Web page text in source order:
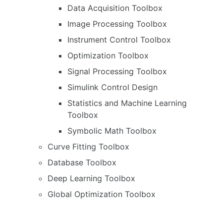
Data Acquisition Toolbox
Image Processing Toolbox
Instrument Control Toolbox
Optimization Toolbox
Signal Processing Toolbox
Simulink Control Design
Statistics and Machine Learning
Toolbox
Symbolic Math Toolbox
Curve Fitting Toolbox
Database Toolbox
Deep Learning Toolbox
Global Optimization Toolbox